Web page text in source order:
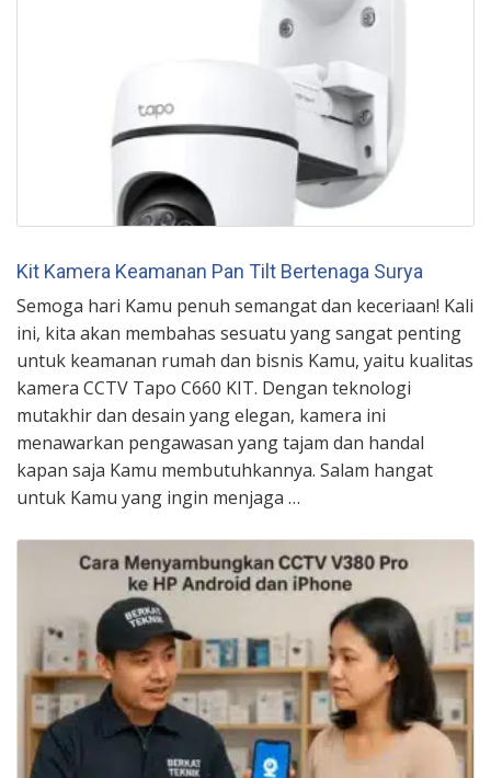
Kit Kamera Keamanan Pan Tilt Bertenaga Surya
Semoga hari Kamu penuh semangat dan keceriaan! Kali
ini, kita akan membahas sesuatu yang sangat penting
untuk keamanan rumah dan bisnis Kamu, yaitu kualitas
kamera CCTV Tapo C660 KIT. Dengan teknologi
mutakhir dan desain yang elegan, kamera ini
menawarkan pengawasan yang tajam dan handal
kapan saja Kamu membutuhkannya. Salam hangat
untuk Kamu yang ingin menjaga …